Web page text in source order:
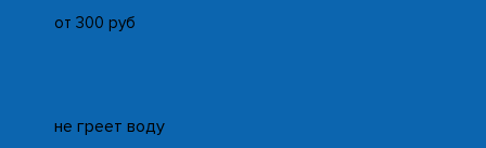
от 300 руб
не греет воду